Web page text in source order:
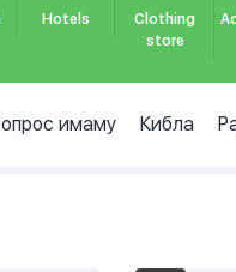
Hotels
Clothing
store
имаму Кибла